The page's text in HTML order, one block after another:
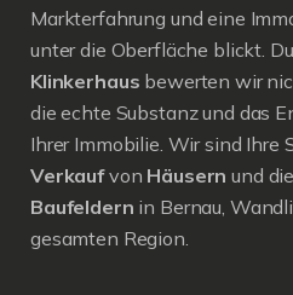
Markterfahrung und eine
unter die Oberfläche blickt.
Klinkerhaus bewerten wir
die echte Substanz und das
Ihrer Immobilie. Wir sind Ihre
Verkaufvon Häusern und die
Baufeldern in Bernau,
gesamten Region.